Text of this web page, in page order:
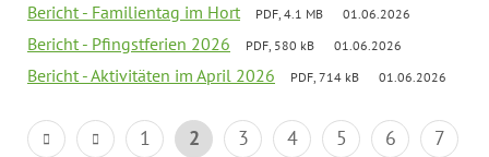
Bericht - Familientag im Hort PDF, 4.1 MB 01.06.2026
Bericht - Pfingstferien 2026 PDF, 580 kB 01.06.2026
Bericht - Aktivitäten im April 2026 PDF, 714 kB 01.06.2026
1 2 3 4 5 6
7